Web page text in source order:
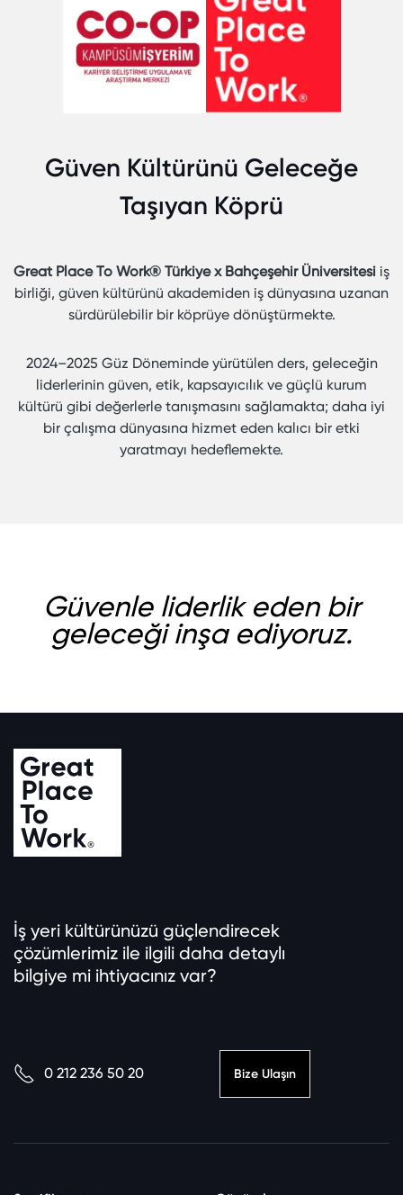
Güven Kültürünü Geleceğe
Taşıyan Köprü
Great Place To Work® Türkiye x Bahçeşehir Üniversitesi iş
birliği, güven kültürünü akademiden iş dünyasına uzanan
sürdürülebilir bir köprüye dönüştürmekte.
2024–2025 Güz Döneminde yürütülen ders, geleceğin
liderlerinin güven, etik, kapsayıcılık ve güçlü kurum
kültürü gibi değerlerle tanışmasını sağlamakta; daha iyi
bir çalışma dünyasına hizmet eden kalıcı bir etki
yaratmayı hedeflemekte.
Güvenle liderlik eden bir
geleceği inşa ediyoruz.
İş yeri kültürünüzü güçlendirecek
çözümlerimiz ile ilgili daha detaylı
bilgiye mi ihtiyacınız var?
0 212 236 50 20 Bize Ulaşın